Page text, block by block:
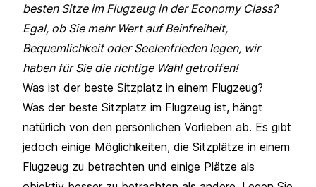
besten Sitze im Flugzeug in der Economy Class?
Egal, ob Sie mehr Wert auf Beinfreiheit,
Bequemlichkeit oder Seelenfrieden legen, wir
haben für Sie die richtige Wahl getroffen!
Was ist der beste Sitzplatz in einem Flugzeug?
Was der beste Sitzplatz im Flugzeug ist, hängt
natürlich von den persönlichen Vorlieben ab. Es gibt
jedoch einige Möglichkeiten, die Sitzplätze in einem
Flugzeug zu betrachten und einige Plätze als